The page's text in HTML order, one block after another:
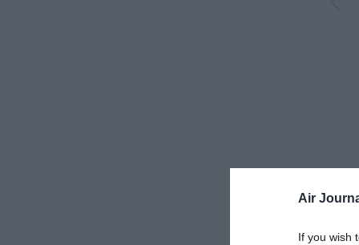
Air
If you wish